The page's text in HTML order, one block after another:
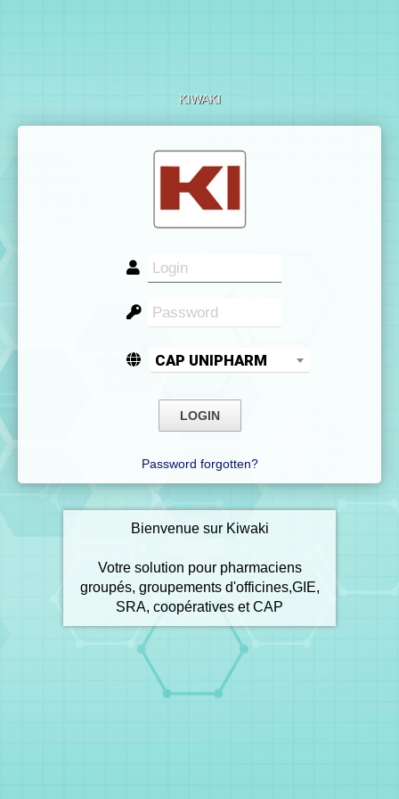
KIWAKI
CAP UNIPHARM
Password forgotten?
Bienvenue sur Kiwaki
Votre solution pour pharmaciens
groupés, groupements d'officines,GIE,
SRA, coopératives et CAP